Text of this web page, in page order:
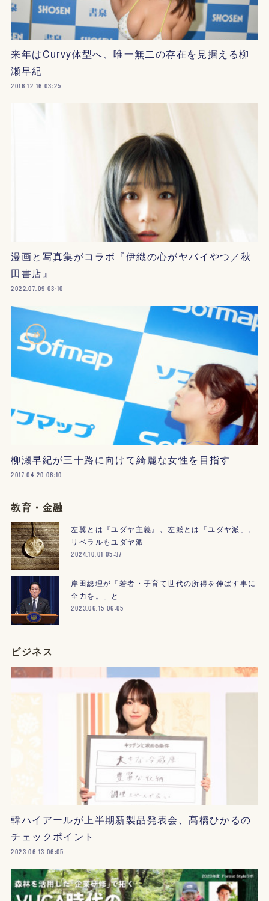
来年はCurvy体型へ、唯一無二の存在を見据える柳
瀬早紀
2016.12.16 03:25
漫画と写真集がコラボ『伊織の心がヤバイやつ／秋
田書店』
2022.07.09 03:10
柳瀬早紀が三十路に向けて綺麗な女性を目指す
2017.04.20 06:10
教育・金融
左翼とは『ユダヤ主義』、左派とは「ユダヤ派」。
リベラルもユダヤ派
2024.10.01 05:37
岸田総理が「若者・子育て世代の所得を伸ばす事に
全力を。」と
2023.06.15 06:05
ビジネス
韓ハイアールが上半期新製品発表会、髙橋ひかるの
チェックポイント
2023.06.13 06:05